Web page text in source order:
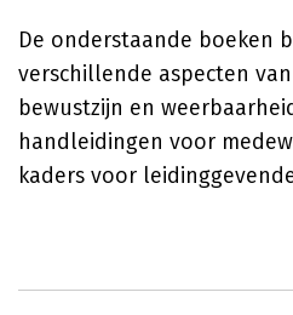
De onderstaande boeken
verschillende aspecten
bewustzijn en
handleidingen voor
kaders voor